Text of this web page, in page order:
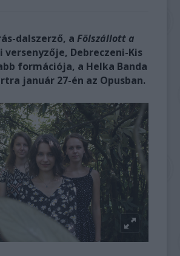
dalszerző, aFölszállott a
versenyzője, Debreczeni-Kis
formációja, a Helka Banda
január 27-én az Opusban.